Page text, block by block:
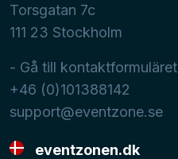
Torsgatan 7c
111 23 Stockholm
- Gå till kontaktformuläret
+46 (0)101388142
support@eventzone.se
eventzonen.dk